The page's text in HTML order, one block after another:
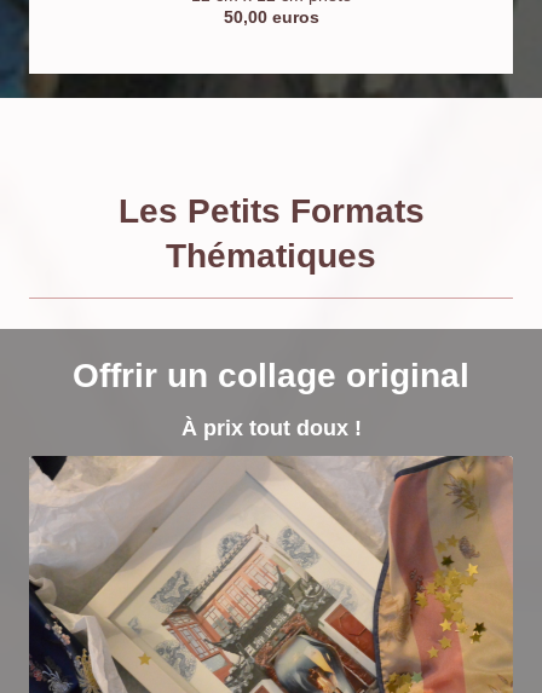
50,00 euros
Les Petits Formats
Thématiques
Offrir un collage original
À prix tout doux !